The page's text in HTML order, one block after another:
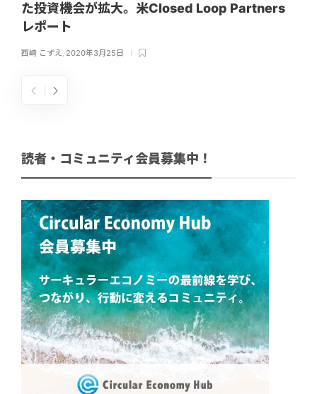
た投資機会が拡大。米Closed Loop Partners
レポート
西崎 こずえ, 2020年3月25日
読者・コミュニティ会員募集中！